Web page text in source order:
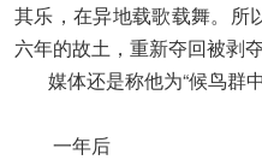
其乐，在异地载歌载舞。所
六年的故土，重新夺回被剥
媒体还是称他为“候鸟群中
一年后